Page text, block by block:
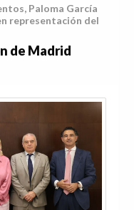
Paloma García
representación del
de Madrid